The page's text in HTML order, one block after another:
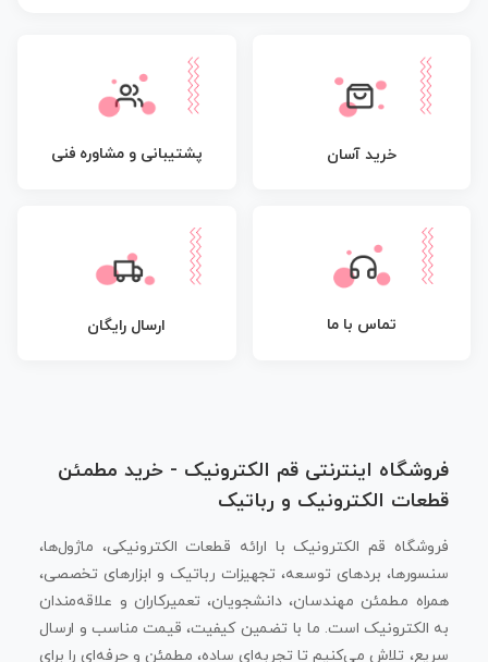
خرید آسان پشتیبانی و مشاوره فنی
تماس با ما ارسال رایگان
فروشگاه اینترنتی قم الکترونیک - خرید مطمئن
قطعات الکترونیک و رباتیک
فروشگاه قم الکترونیک با ارائه قطعات الکترونیکی، ماژول‌ها،
سنسورها، بردهای توسعه، تجهیزات رباتیک و ابزارهای تخصصی،
همراه مطمئن مهندسان، دانشجویان، تعمیرکاران و علاقه‌مندان
به الکترونیک است. ما با تضمین کیفیت، قیمت مناسب و ارسال
سریع، تلاش می‌کنیم تا تجربه‌ای ساده، مطمئن و حرفه‌ای را برای